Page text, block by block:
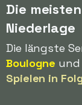
Die
Niederlage
Die längste
Boulogne und
Spielen in